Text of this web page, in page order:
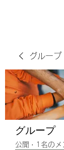
グループ
グループ
公開 · 1名のメ